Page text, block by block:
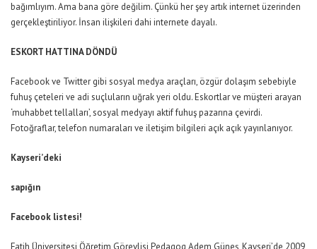
bağımlıyım. Ama bana göre değilim. Çünkü her şey artık internet üzerinden
gerçekleştiriliyor. İnsan ilişkileri dahi internete dayalı.
ESKORT HATTINA DÖNDÜ
Facebook ve Twitter gibi sosyal medya araçları, özgür dolaşım sebebiyle
fuhuş çeteleri ve adi suçluların uğrak yeri oldu. Eskortlar ve müşteri arayan
‘muhabbet tellalları’, sosyal medyayı aktif fuhuş pazarına çevirdi.
Fotoğraflar, telefon numaraları ve iletişim bilgileri açık açık yayınlanıyor.
Kayseri’deki
sapığın
Facebook listesi!